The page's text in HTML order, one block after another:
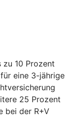
zu 10 Prozent
eine 3-jährige
25 Prozent
bei der R+V